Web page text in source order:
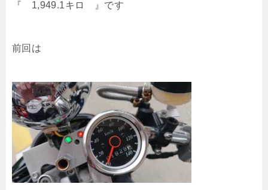
『 1,949.1キロ 』です
前回は